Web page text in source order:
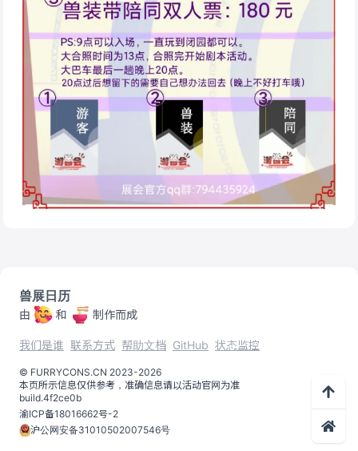
兽展日历
由 和 制作而成
我们是谁 联系方式 帮助文档 GitHub 状态监控
©️ FURRYCONS.CN 2023-2026
本页所示信息仅供参考，准确信息请以活动官网为准
build.4f2ce0b
渝ICP备18016662号-2
沪公网安备31010502007546号